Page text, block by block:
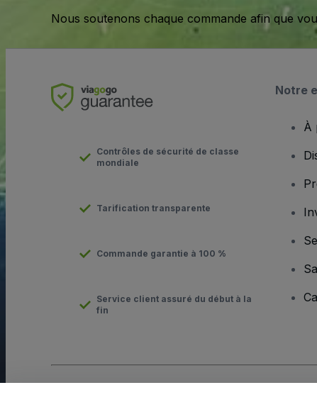
Nous soutenons chaque commande afin que
Contrôles de sécurité de classe
mondiale
Tarification transparente
Commande garantie à 100 %
Service client assuré du début à la
fin
Notre
À